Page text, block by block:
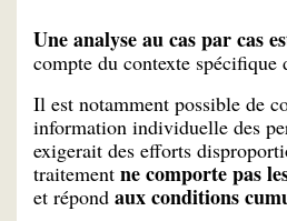
Une analyse au cas par cas
compte du contexte spécifique
Il est notamment possible de
information individuelle des
exigerait des efforts
traitement ne comporte pas
et répond aux conditions